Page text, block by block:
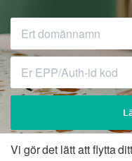
Vi gör det lätt att flytta